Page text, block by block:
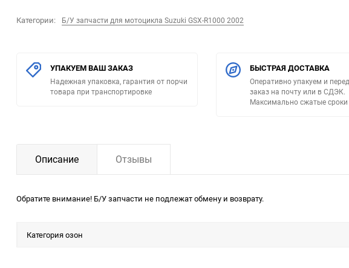
Категории: Б/У запчасти для мотоцикла Suzuki GSX-R1000 2002
УПАКУЕМ ВАШ ЗАКАЗ
Надежная упаковка, гарантия от порчи
товара при транспортировке
БЫСТРАЯ ДОСТАВКА
Оперативно упакуем и
заказ на почту или в СДЭК.
Максимально сжатые сроки
Описание Отзывы
Обратите внимание! Б/У запчасти не подлежат обмену и возврату.
Категория озон